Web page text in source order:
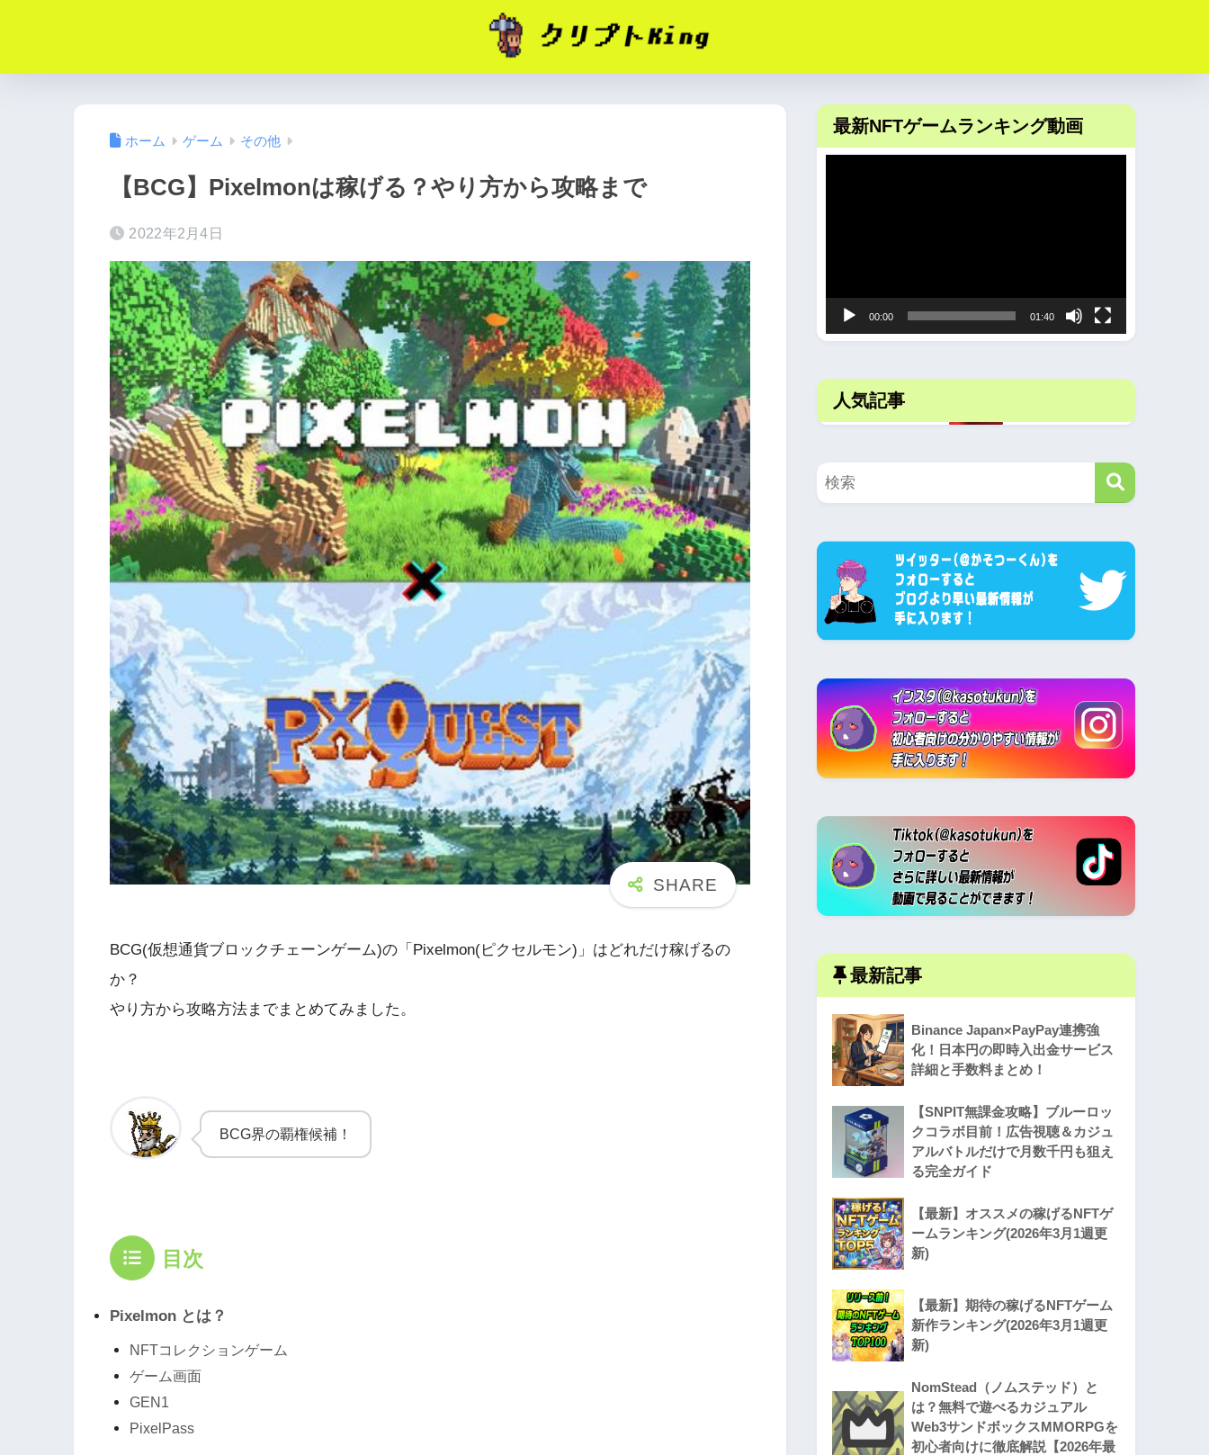
ホーム ゲーム その他
【BCG】Pixelmonは稼げる？やり方から攻略まで
2022年2月4日
BCG(仮想通貨ブロックチェーンゲーム)の「Pixelmon(ピクセルモン)」はどれだけ稼げるの
か？
やり方から攻略方法までまとめてみました。
BCG界の覇権候補！
目次
Pixelmon とは？
NFTコレクションゲーム
ゲーム画面
GEN1
PixelPass
最新NFTゲームランキング動画
ヤ
00:00 01:40
人気記事
最新記事
Binance Japan×PayPay連携強
化！日本円の即時入出金サービス
詳細と手数料まとめ！
【SNPIT無課金攻略】ブルーロッ
クコラボ目前！広告視聴＆カジュ
アルバトルだけで月数千円も狙え
る完全ガイド
【最新】オススメの稼げるNFTゲ
ームランキング(2026年3月1週更
新)
【最新】期待の稼げるNFTゲーム
新作ランキング(2026年3月1週更
新)
NomStead（ノムステッド）と
は？無料で遊べるカジュアル
Web3サンドボックスMMORPGを
初心者向けに徹底解説【2026年最